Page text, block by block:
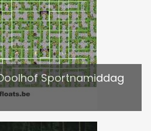
Sportnamiddag